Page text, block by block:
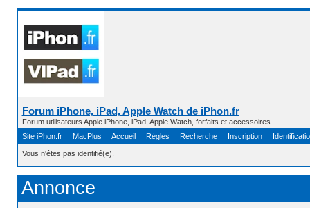
Forum iPhone, iPad, Apple Watch de iPhon.fr
Forum utilisateurs Apple iPhone, iPad, Apple Watch, forfaits et accessoires
Site iPhon.fr
MacPlus Accueil Règles Recherche Inscription
Vous n'êtes pas identifié(e).
Annonce